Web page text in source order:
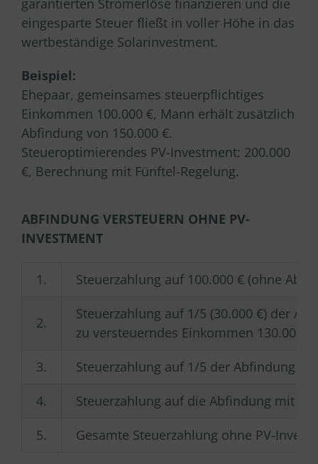
garantierten Stromerlöse finanzieren und die
eingesparte Steuer fließt in voller Höhe in das
wertbeständige Solarinvestment.
Beispiel:
Ehepaar, gemeinsames steuerpflichtiges
Einkommen 100.000 €, Mann erhält zusätzlich
Abfindung von 150.000 €.
Steueroptimierendes PV-Investment: 200.000
€, Berechnung mit Fünftel-Regelung.
ABFINDUNG VERSTEUERN OHNE PV-
INVESTMENT
1. Steuerzahlung auf 100.000 € (ohne
2.
Steuerzahlung auf 1/5 (30.000 €) der
zu versteuerndes Einkommen 130.000 €
3.
Steuerzahlung auf 1/5 der Abfindung
4.
Steuerzahlung auf die Abfindung mit
5.
Gesamte Steuerzahlung ohne PV-